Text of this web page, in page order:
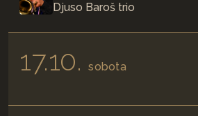
Djuso Baroš trio
17.10.sobota